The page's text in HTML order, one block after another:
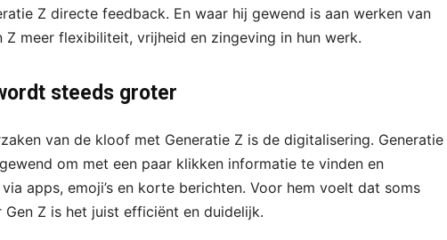
Z directe feedback. En waar hij gewend is aan werken van
meer flexibiliteit, vrijheid en zingeving in hun werk.
steeds groter
van de kloof met Generatie Z is de digitalisering. Generatie
om met een paar klikken informatie te vinden en
apps, emoji’s en korte berichten. Voor hem voelt dat soms
Z is het juist efficiënt en duidelijk.